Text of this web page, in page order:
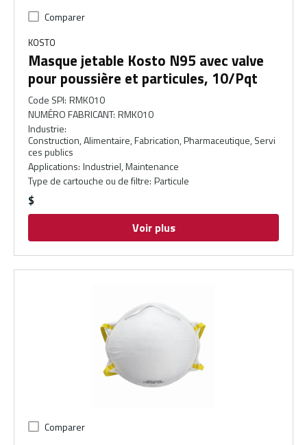
Comparer
KOSTO
Masque jetable Kosto N95 avec valve
pour poussière et particules, 10/Pqt
Code SPI: RMK010
NUMÉRO FABRICANT: RMK010
Industrie:
Construction, Alimentaire, Fabrication, Pharmaceutique, Servi
ces publics
Applications: Industriel, Maintenance
Type de cartouche ou de filtre: Particule
$
Voir plus
Comparer